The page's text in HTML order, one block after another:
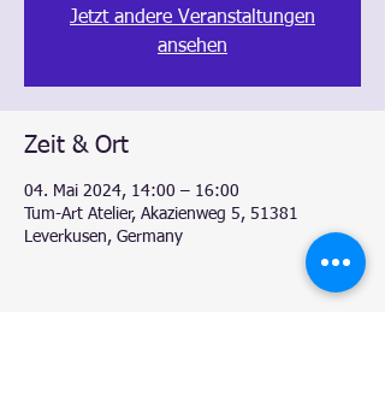
Jetzt andere Veranstaltungen
ansehen
Zeit & Ort
04. Mai 2024, 14:00 – 16:00
Tum-Art Atelier, Akazienweg 5, 51381
Leverkusen, Germany